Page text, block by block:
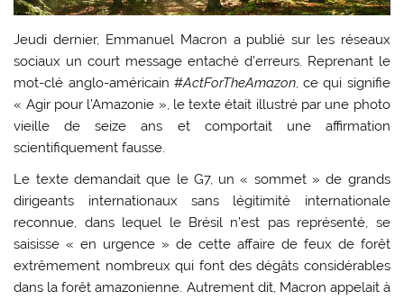
Jeudi dernier, Emmanuel Macron a publié sur les réseaux
sociaux un court message entaché d’erreurs. Reprenant le
mot-clé anglo-américain #ActForTheAmazon, ce qui signifie
« Agir pour l’Amazonie », le texte était illustré par une photo
vieille de seize ans et comportait une affirmation
scientifiquement fausse.
Le texte demandait que le G7, un « sommet » de grands
dirigeants internationaux sans légitimité internationale
reconnue, dans lequel le Brésil n’est pas représenté, se
saisisse « en urgence » de cette affaire de feux de forêt
extrêmement nombreux qui font des dégâts considérables
dans la forêt amazonienne. Autrement dit, Macron appelait à